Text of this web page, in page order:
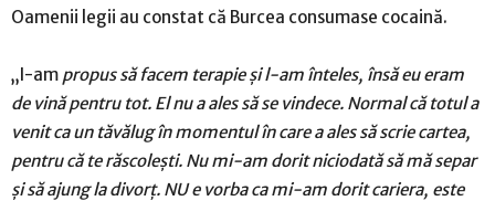
Oamenii legii au constat că Burcea consumase cocaină.
„I-am propus să facem terapie și l-am înteles, însă eu eram
de vină pentru tot. El nu a ales să se vindece. Normal că totul a
venit ca un tăvălug în momentul în care a ales să scrie cartea,
pentru că te răscolești. Nu mi-am dorit niciodată să mă separ
și să ajung la divorț. NU e vorba ca mi-am dorit cariera, este